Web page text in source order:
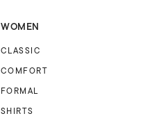
WOMEN
CLASSIC
COMFORT
FORMAL
SHIRTS